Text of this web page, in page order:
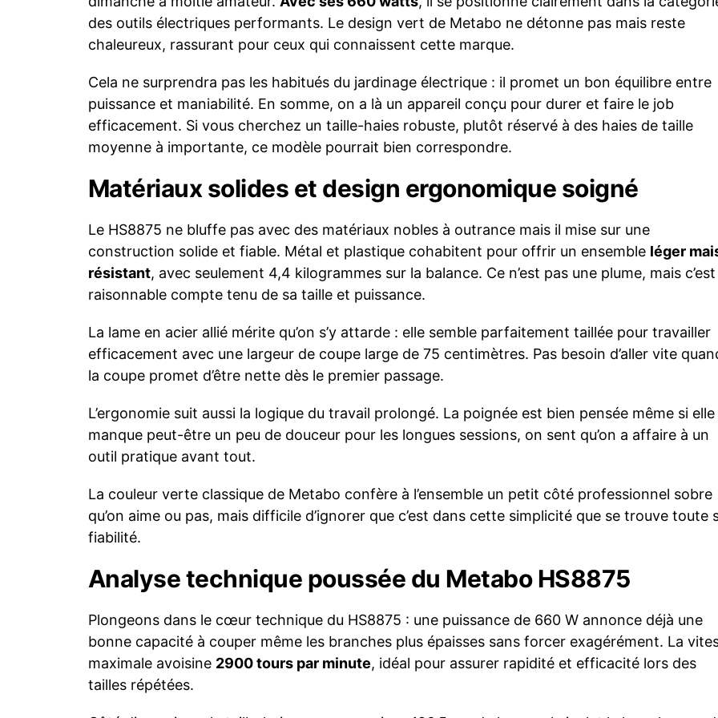
des outils électriques performants. Le design vert de Metabo ne détonne pas mais reste
chaleureux, rassurant pour ceux qui connaissent cette marque.
Cela ne surprendra pas les habitués du jardinage électrique : il promet un bon équilibre entre
puissance et maniabilité. En somme, on a là un appareil conçu pour durer et faire le job
efficacement. Si vous cherchez un taille-haies robuste, plutôt réservé à des haies de taille
moyenne à importante, ce modèle pourrait bien correspondre.
Matériaux solides et design ergonomique soigné
Le HS8875 ne bluffe pas avec des matériaux nobles à outrance mais il mise sur une
construction solide et fiable. Métal et plastique cohabitent pour offrir un ensemble léger
résistant, avec seulement 4,4 kilogrammes sur la balance. Ce n’est pas une plume, mais c’est
raisonnable compte tenu de sa taille et puissance.
La lame en acier allié mérite qu’on s’y attarde : elle semble parfaitement taillée pour travailler
efficacement avec une largeur de coupe large de 75 centimètres. Pas besoin d’aller vite
la coupe promet d’être nette dès le premier passage.
L’ergonomie suit aussi la logique du travail prolongé. La poignée est bien pensée même si elle
manque peut-être un peu de douceur pour les longues sessions, on sent qu’on a affaire à un
outil pratique avant tout.
La couleur verte classique de Metabo confère à l’ensemble un petit côté professionnel sobre
qu’on aime ou pas, mais difficile d’ignorer que c’est dans cette simplicité que se trouve toute
fiabilité.
Analyse technique poussée du Metabo HS8875
Plongeons dans le cœur technique du HS8875 : une puissance de 660 W annonce déjà une
bonne capacité à couper même les branches plus épaisses sans forcer exagérément. La
maximale avoisine 2900 tours par minute, idéal pour assurer rapidité et efficacité lors des
tailles répétées.